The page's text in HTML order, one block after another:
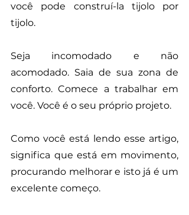
você pode construí-la tijolo por
tijolo.
Seja incomodado e não
acomodado. Saia de sua zona de
conforto. Comece a trabalhar em
você. Você é o seu próprio projeto.
Como você está lendo esse artigo,
significa que está em movimento,
procurando melhorar e isto já é um
excelente começo.